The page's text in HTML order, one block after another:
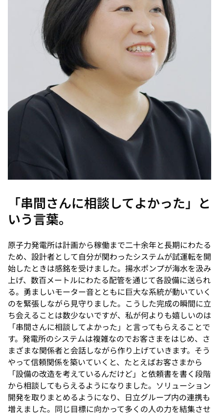
「串間さんに相談してよかった」と
いう言葉。
原子力発電所は計画から稼働まで二十余年と長期にわたる
ため、設計者として自分が関わったシステムが試運転を開
始したときは感銘を受けました。揚水ポンプが海水を汲み
上げ、数百メートルにわたる配管を通じて各設備に送られ
る。勇ましいモーター音とともに巨大な系統が動いていく
のを緊張しながら見守りました。こうした完成の瞬間に立
ち会えることは数少ないですが、私が何よりも嬉しいのは
「串間さんに相談してよかった」と言ってもらえることで
す。発電所のシステムは複雑なのでお客さまをはじめ、さ
まざまな関係者と会話しながら作り上げていきます。そう
やって信頼関係を築いていくと、たとえばお客さまから
「設備の改造を考えているんだけど」と依頼書を書く段階
から相談してもらえるようになりました。ソリューション
開発を取りまとめるようになり、日立グループ内の連携も
増えました。同じ目標に向かって多くの人の力を結集させ